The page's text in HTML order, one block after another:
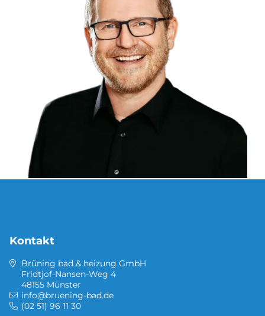
Kontakt
Brüning bad & heizung GmbH
Fridtjof-Nansen-Weg 4
48155 Münster
info@bruening-bad.de
(02 51) 96 11 30